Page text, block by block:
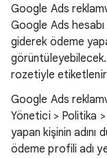
Google Ads
Google Ads
giderek ödeme
rozetiyle
Google Ads
Yönetici > Politika
yapan kişinin
ödeme profili adı